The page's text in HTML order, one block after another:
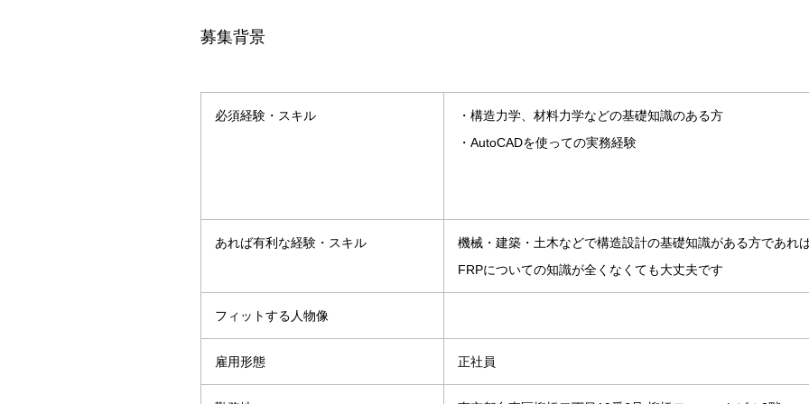
募集背景
必須経験・スキル
・構造力学、材料力学などの基礎知識のある方
・AutoCADを使っての実務経験
あれば有利な経験・スキル
機械・建築・土木などで構造設計の基礎知識がある方であれ
FRPについての知識が全くなくても大丈夫です
フィットする人物像
雇用形態 正社員